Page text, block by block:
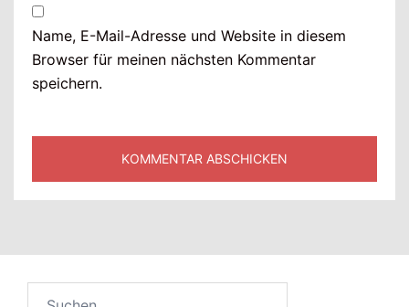
Name, E-Mail-Adresse und Website in diesem
Browser für meinen nächsten Kommentar
speichern.